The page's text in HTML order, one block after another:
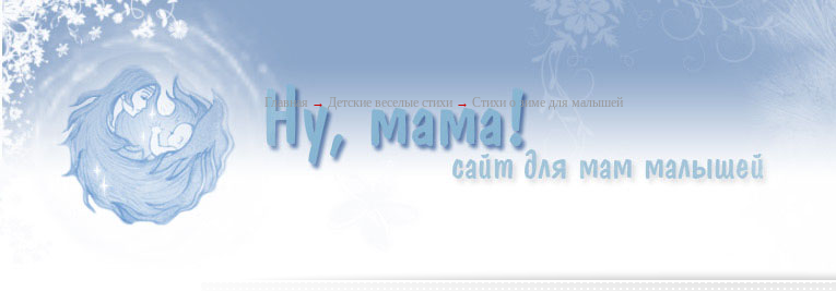
Главная → Детские веселые стихи → Стихи о зиме для малышей